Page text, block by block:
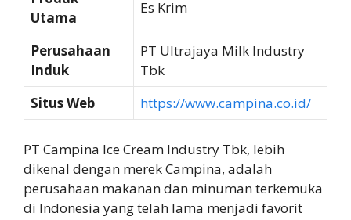
Utama
Es Krim
Perusahaan
Induk
PT Ultrajaya Milk Industry
Tbk
Situs Web
https://www.campina.co.id/
PT Campina Ice Cream Industry Tbk, lebih
dikenal dengan merek Campina, adalah
perusahaan makanan dan minuman terkemuka
di Indonesia yang telah lama menjadi favorit